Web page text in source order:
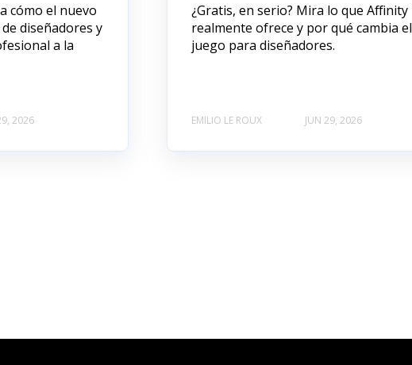
cómo el nuevo
diseñadores y
a la
2026
¿Gratis, en serio? Mira lo que Affinity
realmente ofrece y por qué cambia el
juego para diseñadores.
EMILIO LE ROUX JUN 29, 2026